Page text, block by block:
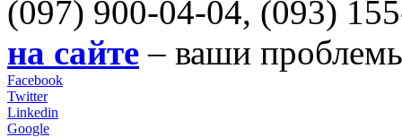
(097) 900-04-04, (093)
на сайте – ваши
Facebook
Twitter
Linkedin
Google